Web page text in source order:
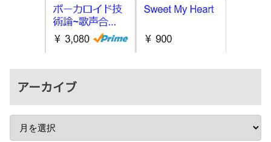
アーカイブ